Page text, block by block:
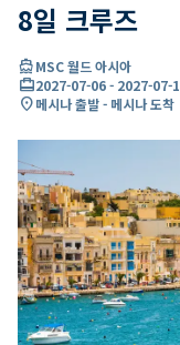
8일 크루즈
directions_boatMSC 월드 아시아
card_travel2027-07-06- 2027-07-
location_on메시나 출발 - 메시나 도착